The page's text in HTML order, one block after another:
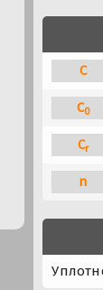
C
C0
Cr
n